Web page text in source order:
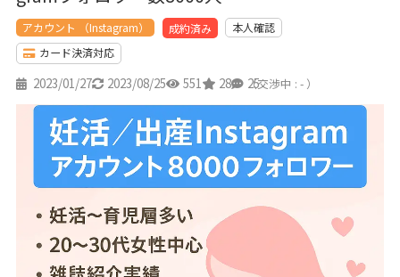
アカウント （Instagram） 成約済み
本人確認
カード決済対応
2023/01/27 2023/08/25 551 28 25
（交渉中 : - ）